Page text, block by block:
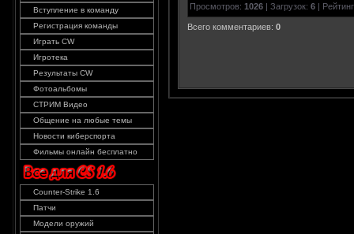
Вступление в команду
Регистрация команды
Играть CW
Игротека
Результаты CW
Фотоальбомы
СТРИМ Видео
Общение на любые темы
Новости киберспорта
Фильмы онлайн бесплатно
Counter-Strike 1.6
Патчи
Модели оружий
Просмотров: 1026 | Загрузок: 6 | Рейтинг
Всего комментариев: 0